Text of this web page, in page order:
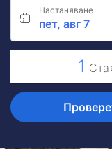
Настаняване
пет, авг 7
1